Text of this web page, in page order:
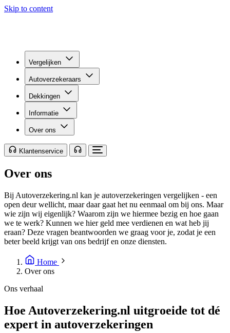
Skip to content
Vergelijken
Autoverzekeraars
Dekkingen
Informatie
Over ons
Klantenservice
Over ons
Bij Autoverzekering.nl kan je autoverzekeringen vergelijken - een
open deur wellicht, maar daar gaat het nu eenmaal om bij ons. Maar
wie zijn wij eigenlijk? Waarom zijn we hiermee bezig en hoe gaan
we te werk? Kunnen we hier geld mee verdienen en wat heb jij
eraan? Deze vragen beantwoorden we graag voor je, zodat je een
beter beeld krijgt van ons bedrijf en onze diensten.
Home
Over ons
Ons verhaal
Hoe Autoverzekering.nl uitgroeide tot dé
expert in autoverzekeringen